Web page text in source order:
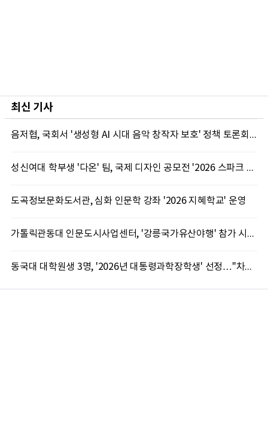
최신 기사
음저협, 국회서 '생성형 AI 시대 음악 창작자 보호' 정책 토론회 10일 개최
성신여대 학부생 '다온' 팀, 국제 디자인 공모전 '2026 스파크 어워드' 동상 수상
도곡정보문화도서관, 심화 인문학 강좌 '2026 지혜학교' 운영
가톨릭관동대 인문도시사업센터, '강릉국가유산야행' 참가 시민 15명 모집
동국대 대학원생 3명, '2026년 대통령과학장학생' 선정…"차세대 연구자 발굴"